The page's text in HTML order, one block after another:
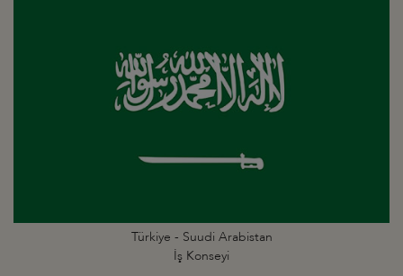
Türkiye - Suudi Arabistan
İş Konseyi